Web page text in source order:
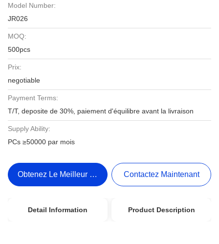
Model Number:
JR026
MOQ:
500pcs
Prix:
negotiable
Payment Terms:
T/T, deposite de 30%, paiement d'équilibre avant la livraison
Supply Ability:
PCs ≥50000 par mois
Obtenez Le Meilleur Prix Contactez Maintenant
Detail Information Product Description